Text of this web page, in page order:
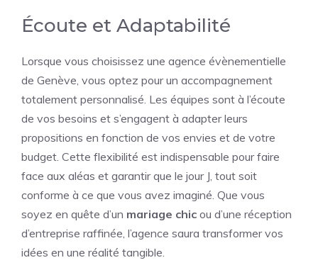
Écoute et Adaptabilité
Lorsque vous choisissez une agence évènementielle
de Genève, vous optez pour un accompagnement
totalement personnalisé. Les équipes sont à l’écoute
de vos besoins et s’engagent à adapter leurs
propositions en fonction de vos envies et de votre
budget. Cette flexibilité est indispensable pour faire
face aux aléas et garantir que le jour J, tout soit
conforme à ce que vous avez imaginé. Que vous
soyez en quête d’un mariage chic ou d’une réception
d’entreprise raffinée, l’agence saura transformer vos
idées en une réalité tangible.